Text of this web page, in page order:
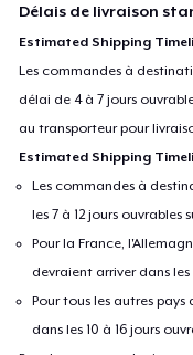
Délais de livraison
Estimated Shipping
Les commandes à
délai de 4 à 7 jours
au transporteur pour
Estimated Shipping
Les commandes à
les 7 à 12 jours ouvrables
Pour la France,
devraient arriver dans
Pour tous les autres
dans les 10 à 16 jours